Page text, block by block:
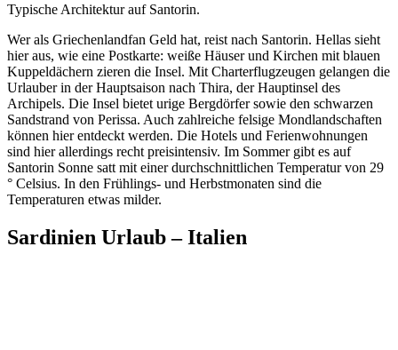
Typische Architektur auf Santorin.
Wer als Griechenlandfan Geld hat, reist nach Santorin. Hellas sieht
hier aus, wie eine Postkarte: weiße Häuser und Kirchen mit blauen
Kuppeldächern zieren die Insel. Mit Charterflugzeugen gelangen die
Urlauber in der Hauptsaison nach Thira, der Hauptinsel des
Archipels. Die Insel bietet urige Bergdörfer sowie den schwarzen
Sandstrand von Perissa. Auch zahlreiche felsige Mondlandschaften
können hier entdeckt werden. Die Hotels und Ferienwohnungen
sind hier allerdings recht preisintensiv. Im Sommer gibt es auf
Santorin Sonne satt mit einer durchschnittlichen Temperatur von 29
° Celsius. In den Frühlings- und Herbstmonaten sind die
Temperaturen etwas milder.
Sardinien Urlaub – Italien